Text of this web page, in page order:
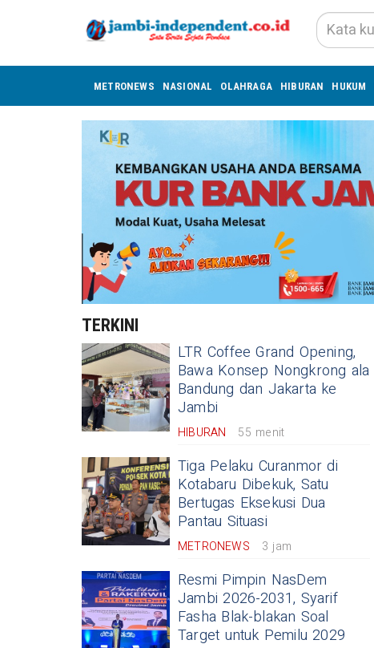
METRONEWS NASIONAL OLAHRAGA HIBURAN HUKUM
TERKINI
LTR Coffee Grand Opening,
Bawa Konsep Nongkrong ala
Bandung dan Jakarta ke
Jambi
HIBURAN 55 menit
Tiga Pelaku Curanmor di
Kotabaru Dibekuk, Satu
Bertugas Eksekusi Dua
Pantau Situasi
METRONEWS 3 jam
Resmi Pimpin NasDem
Jambi 2026-2031, Syarif
Fasha Blak-blakan Soal
Target untuk Pemilu 2029